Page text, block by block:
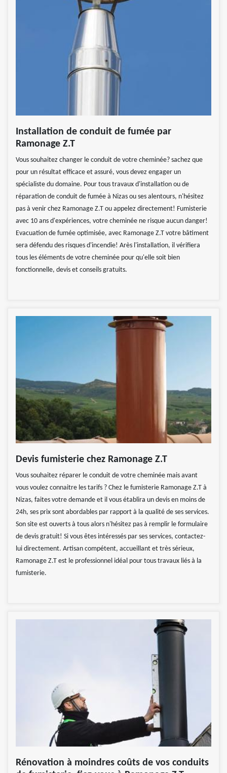
Installation de conduit de fumée par
Ramonage Z.T
Vous souhaitez changer le conduit de votre cheminée? sachez que
pour un résultat efficace et assuré, vous devez engager un
spécialiste du domaine. Pour tous travaux d'installation ou de
réparation de conduit de fumée à Nizas ou ses alentours, n'hésitez
pas à venir chez Ramonage Z.T ou appelez directement! Fumisterie
avec 10 ans d'expériences, votre cheminée ne risque aucun danger!
Evacuation de fumée optimisée, avec Ramonage Z.T votre bâtiment
sera défendu des risques d'incendie! Arès l'installation, il vérifiera
tous les éléments de votre cheminée pour qu'elle soit bien
fonctionnelle, devis et conseils gratuits.
Devis fumisterie chez Ramonage Z.T
Vous souhaitez réparer le conduit de votre cheminée mais avant
vous voulez connaitre les tarifs ? Chez le fumisterie Ramonage Z.T à
Nizas, faites votre demande et il vous établira un devis en moins de
24h, ses prix sont abordables par rapport à la qualité de ses services.
Son site est ouverts à tous alors n'hésitez pas à remplir le formulaire
de devis gratuit! Si vous êtes intéressés par ses services, contactez-
lui directement. Artisan compétent, accueillant et très sérieux,
Ramonage Z.T est le professionnel idéal pour tous travaux liés à la
fumisterie.
Rénovation à moindres coûts de vos conduits